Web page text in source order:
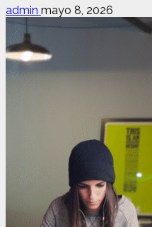
admin mayo 8, 2026